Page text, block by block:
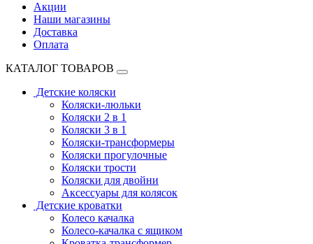
Акции
Наши магазины
Доставка
Оплата
КАТАЛОГ ТОВАРОВ
Детские коляски
Коляски-люльки
Коляски 2 в 1
Коляски 3 в 1
Коляски-трансформеры
Коляски прогулочные
Коляски трости
Коляски для двойни
Аксессуары для колясок
Детские кроватки
Колесо качалка
Колесо-качалка с ящиком